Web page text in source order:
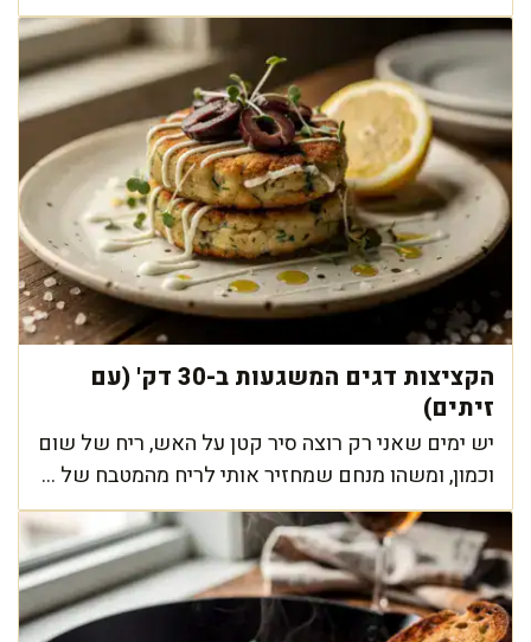
הקציצות דגים המשגעות ב-30 דק' (עם
זיתים)
יש ימים שאני רק רוצה סיר קטן על האש, ריח של שום
וכמון, ומשהו מנחם שמחזיר אותי לריח מהמטבח של ...